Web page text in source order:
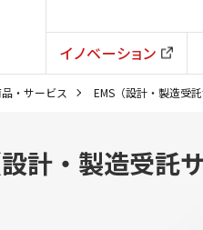
イノベーション
・サービス EMS（設計・製造受託
計・製造受託